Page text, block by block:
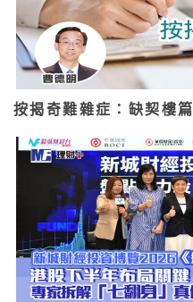
按揭奇難雜症：缺契樓篇